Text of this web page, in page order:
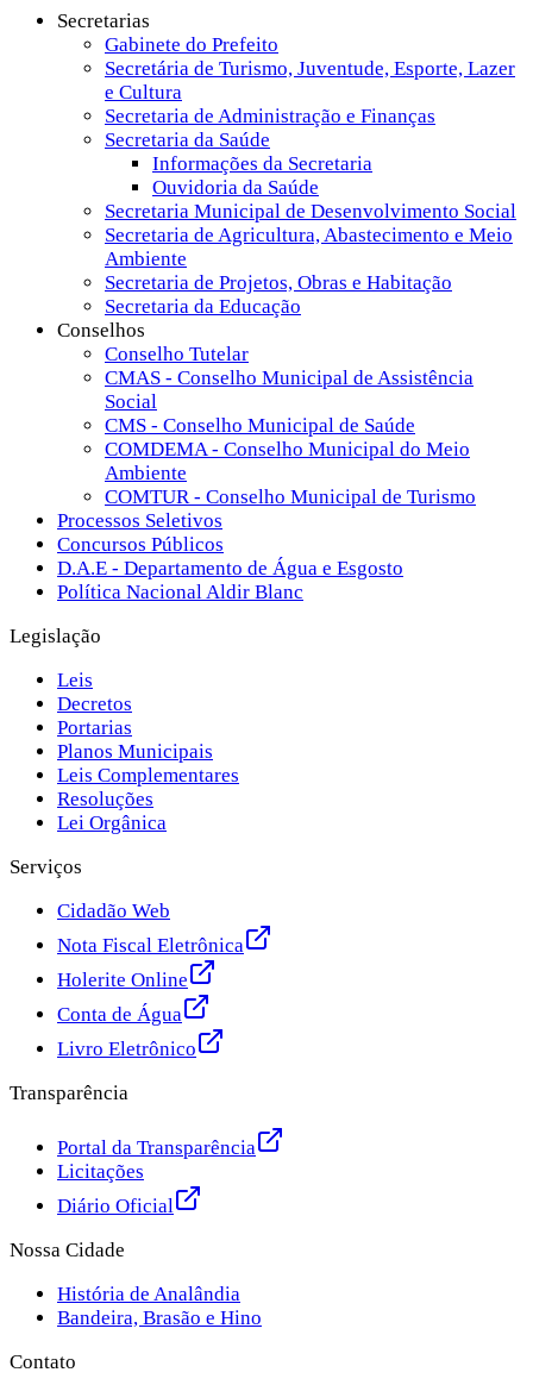
Secretarias
Gabinete do Prefeito
Secretária de Turismo, Juventude, Esporte, Lazer
e Cultura
Secretaria de Administração e Finanças
Secretaria da Saúde
Informações da Secretaria
Ouvidoria da Saúde
Secretaria Municipal de Desenvolvimento Social
Secretaria de Agricultura, Abastecimento e Meio
Ambiente
Secretaria de Projetos, Obras e Habitação
Secretaria da Educação
Conselhos
Conselho Tutelar
CMAS - Conselho Municipal de Assistência
Social
CMS - Conselho Municipal de Saúde
COMDEMA - Conselho Municipal do Meio
Ambiente
COMTUR - Conselho Municipal de Turismo
Processos Seletivos
Concursos Públicos
D.A.E - Departamento de Água e Esgosto
Política Nacional Aldir Blanc
Legislação
Leis
Decretos
Portarias
Planos Municipais
Leis Complementares
Resoluções
Lei Orgânica
Serviços
Cidadão Web
Nota Fiscal Eletrônica
Holerite Online
Conta de Água
Livro Eletrônico
Transparência
Portal da Transparência
Licitações
Diário Oficial
Nossa Cidade
História de Analândia
Bandeira, Brasão e Hino
Contato